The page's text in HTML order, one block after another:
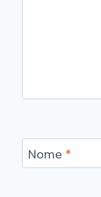
Nome *